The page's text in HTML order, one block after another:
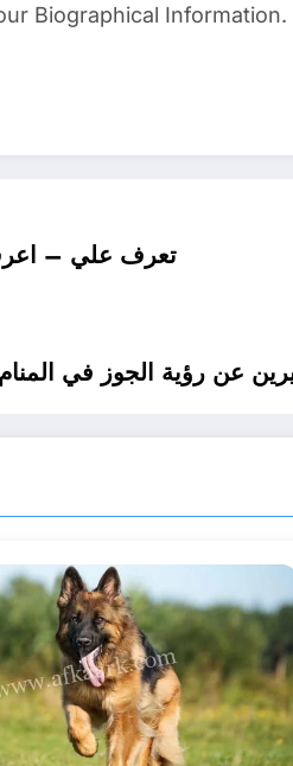
Biographical Information.
تعرف علي – اعرف